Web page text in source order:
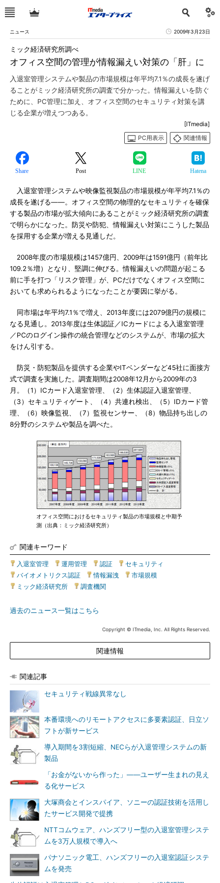
ニュース 2009年3月23日
オフィス空間の管理が情報漏えい対策の「肝」に
ミック経済研究所調べ
入退室管理システムや製品の市場規模は年平均7.1％の成長を遂げ
ることがミック経済研究所の調査で分かった。情報漏えいを防ぐ
ために、PC管理に加え、オフィス空間のセキュリティ対策を講
じる企業が増えつつある。
[ITmedia]
PC用表示
関連情報
Share Post LINE Hatena
入退室管理システムや映像監視製品の市場規模が年平均7.1％の
成長を遂げる――。オフィス空間の物理的なセキュリティを確保
する製品の市場が拡大傾向にあることがミック経済研究所の調査
で明らかになった。防災や防犯、情報漏えい対策にこうした製品
を採用する企業が増える見通しだ。
2008年度の市場規模は1457億円、2009年は1591億円（前年比
109.2％増）となり、堅調に伸びる。情報漏えいの問題が起こる
前に手を打つ「リスク管理」が、PCだけでなくオフィス空間に
おいても求められるようになったことが要因に挙がる。
同市場は年平均7.1％で増え、2013年度には2079億円の規模に
なる見通し。2013年度は生体認証／ICカードによる入退室管理
／PCのログイン操作の統合管理などのシステムが、市場の拡大
をけん引する。
防災・防犯製品を提供する企業やITベンダーなど45社に面接方
式で調査を実施した。調査期間は2008年12月から2009年の3
月。（1）ICカード入退室管理、（2）生体認証入退室管理、
（3）セキュリティゲート、（4）共連れ検出、（5）IDカード管
理、（6）映像監視、（7）監視センサー、（8）物品持ち出しの
8分野のシステムや製品を調べた。
オフィス空間におけるセキュリティ製品の市場規模と中期予
測（出典：ミック経済研究所）
関連キーワード
入退室管理 運用管理 認証 セキュリティ
バイオメトリクス認証
情報漏洩 市場規模
ミック経済研究所
調査機関
過去のニュース一覧はこちら
Copyright © ITmedia, Inc. All Rights Reserved.
関連情報
関連記事
セキュリティ戦線異常なし
本番環境へのリモートアクセスに多要素認証、日立ソ
フトが新サービス
導入期間を3割短縮、NECらが入退管理システムの新
製品
「お金がないから作った」――ユーザー生まれの見え
る化サービス
大塚商会とインスパイア、ソニーの認証技術を活用し
たサービス開発で提携
NTTコムウェア、ハンズフリー型の入退室管理システ
ムを3万人規模で導入へ
パナソニック電工、ハンズフリーの入退室認証システ
ムを発売